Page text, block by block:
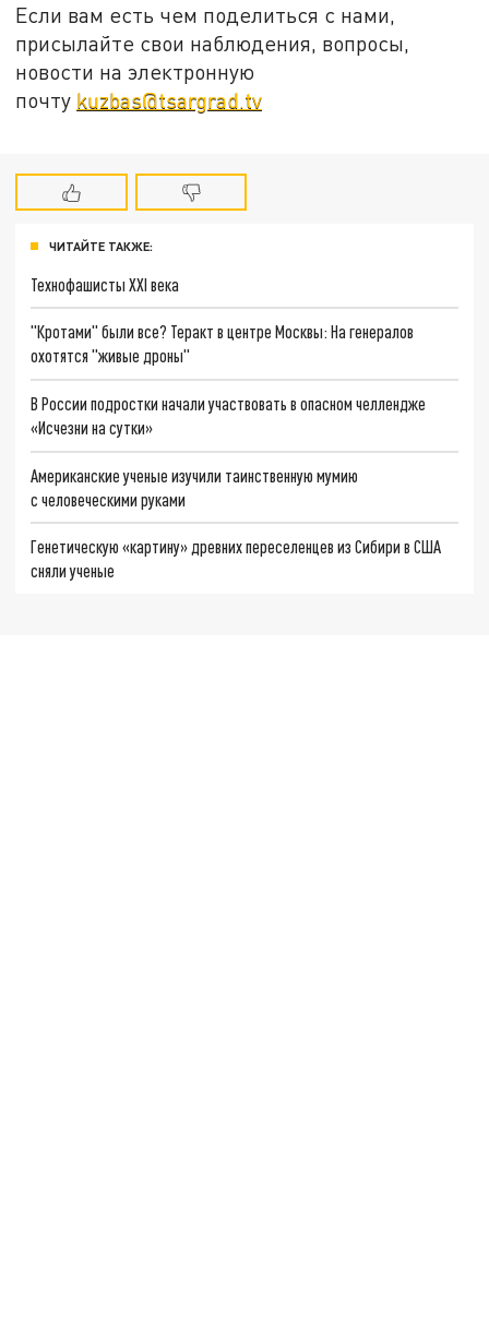
Если вам есть чем поделиться с нами,
присылайте свои наблюдения, вопросы,
новости на электронную
почту kuzbas@tsargrad.tv
ЧИТАЙТЕ ТАКЖЕ:
Технофашисты XXI века
"Кротами" были все? Теракт в центре Москвы: На генералов
охотятся "живые дроны"
В России подростки начали участвовать в опасном челлендже
«Исчезни на сутки»
Американские ученые изучили таинственную мумию
с человеческими руками
Генетическую «картину» древних переселенцев из Сибири в США
сняли ученые